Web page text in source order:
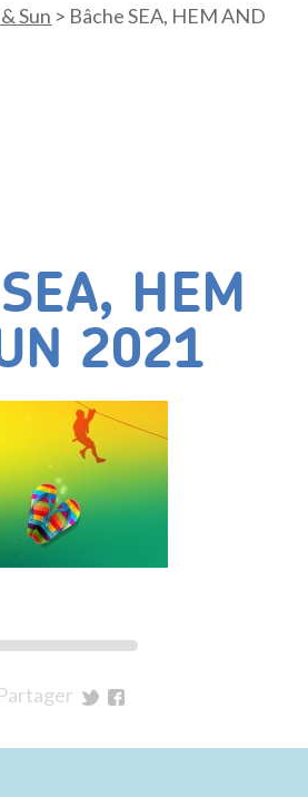
Sun > Bâche SEA, HEM AND
HEM
2021
Twitter
Facebook